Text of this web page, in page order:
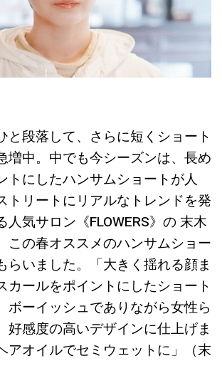
と段落して、さらに短くショート
増中。中でも今シーズンは、長め
トにしたハンサムショートが人
トリートにリアルなトレンドを発
人気サロン《FLOWERS》の 末木
この春オススメのハンサムショー
らいました。「大きく揺れる顔ま
カールをポイントにしたショート
ボーイッシュでありながら女性ら
好感度の高いデザインに仕上げま
アオイルでセミウェットに」（末